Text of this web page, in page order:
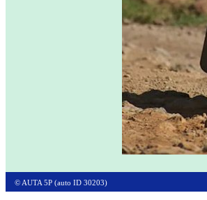
© AUTA 5P (auto ID 30203)